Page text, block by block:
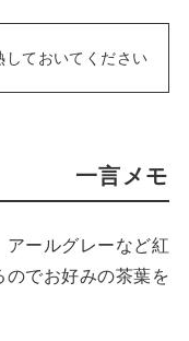
ておいてください
一言メモ
ールグレーなど紅
でお好みの茶葉を